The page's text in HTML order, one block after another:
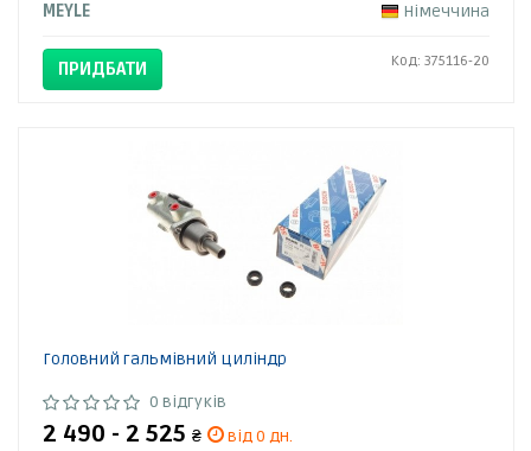
MEYLE
Німеччина
ПРИДБАТИ Код: 375116-20
Головний гальмівний циліндр
0 відгуків
2 490 - 2 525 ₴
від 0 дн.